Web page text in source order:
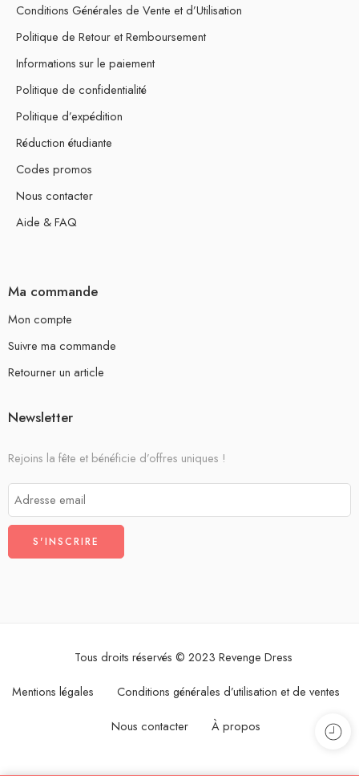
Conditions Générales de Vente et d’Utilisation
Politique de Retour et Remboursement
Informations sur le paiement
Politique de confidentialité
Politique d’expédition
Réduction étudiante
Codes promos
Nous contacter
Aide & FAQ
Ma commande
Mon compte
Suivre ma commande
Retourner un article
Newsletter
Rejoins la fête et bénéficie d’offres uniques !
Tous droits réservés © 2023 Revenge Dress
Mentions légales Conditions générales d’utilisation et de ventes
Nous contacter À propos